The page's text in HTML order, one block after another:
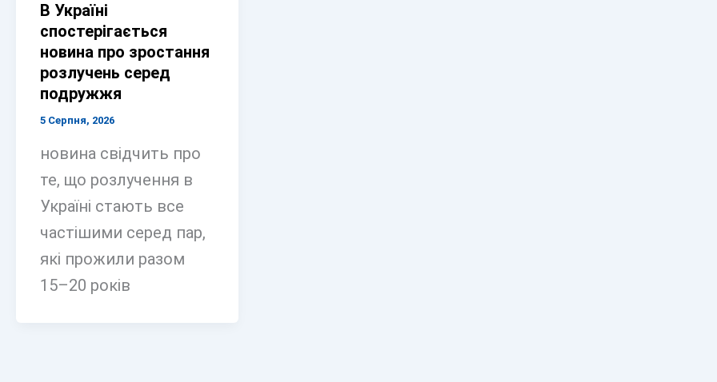
В Україні
спостерігається
новина про зростання
розлучень серед
подружжя
5 Серпня, 2026
новина свідчить про
те, що розлучення в
Україні стають все
частішими серед пар,
які прожили разом
15–20 років